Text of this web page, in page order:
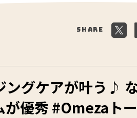
ングケアが叶う♪
優秀 #Omezaト
Share